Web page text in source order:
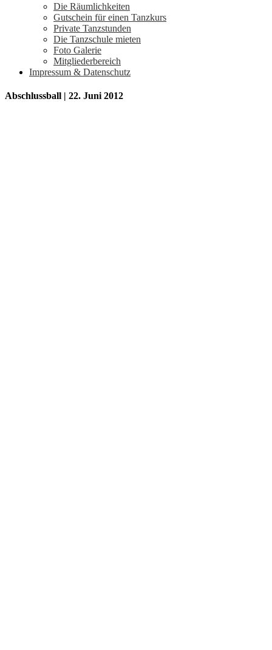
Die Räumlichkeiten
Gutschein für einen Tanzkurs
Private Tanzstunden
Die Tanzschule mieten
Foto Galerie
Mitgliederbereich
Impressum & Datenschutz
Abschlussball | 22. Juni 2012